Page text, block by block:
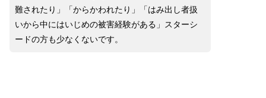
難されたり」「からかわれたり」「はみ出し者扱
いから中にはいじめの被害経験がある」スターシ
ードの方も少なくないです。